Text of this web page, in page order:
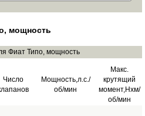
мощность
Фиат Типо, мощность
Число
Мощность,л.с./
об/мин
Макс.
крутящий
момент,Нхм/
об/мин